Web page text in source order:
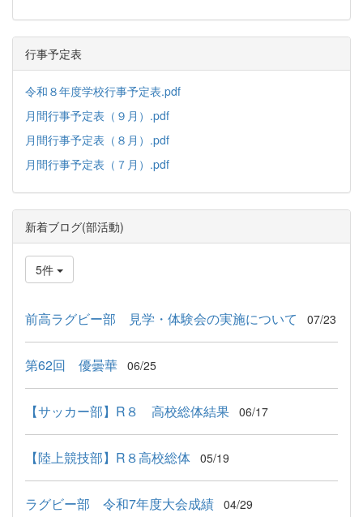
行事予定表
令和８年度学校行事予定表.pdf
月間行事予定表（９月）.pdf
月間行事予定表（８月）.pdf
月間行事予定表（７月）.pdf
新着ブログ(部活動)
5件
前高ラグビー部 見学・体験会の実施について 07/23
第62回 優曇華 06/25
【サッカー部】R８ 高校総体結果 06/17
【陸上競技部】R８高校総体 05/19
ラグビー部 令和7年度大会成績 04/29